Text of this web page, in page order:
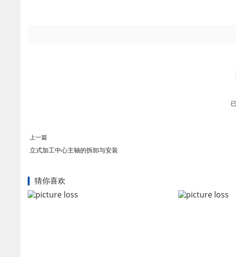
上一篇
立式加工中心主轴的拆卸与安装
猜你喜欢